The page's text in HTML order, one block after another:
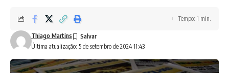
Última atualização: 5 de setembro de 2024 11:43
Thiago Martins
Tempo: 1 min.